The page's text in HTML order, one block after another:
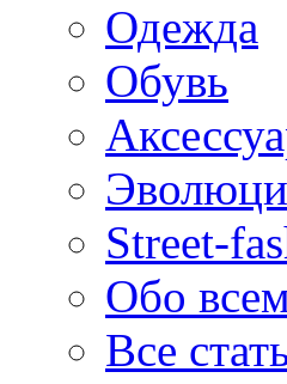
Одежда
Обувь
Street-
Обо
Все